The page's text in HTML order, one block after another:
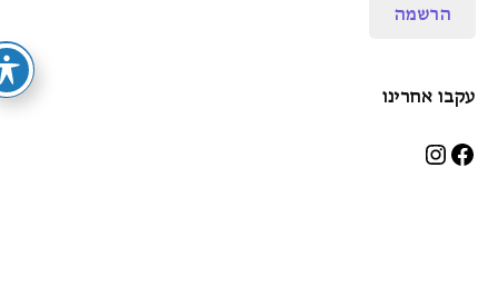
הרשמה
עקבו אחרינו